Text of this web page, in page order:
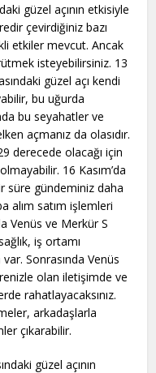
güzel açının etkisiyle
çevirdiğiniz bazı
etkiler mevcut. Ancak
isteyebilirsiniz. 13
güzel açı kendi
bu uğurda
bu seyahatler ve
açmanız da olasıdır.
derecede olacağı için
16 Kasım’da
süre gündeminiz daha
alım satım işlemleri
Venüs ve Merkür S
iş ortamı
Sonrasında Venüs
olan iletişimde ve
rahatlayacaksınız.
arkadaşlarla
çıkarabilir.
güzel açının